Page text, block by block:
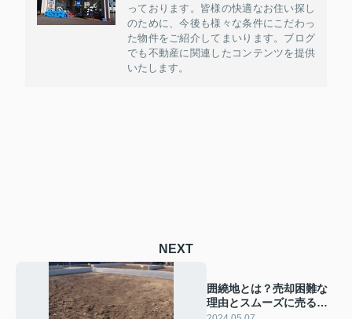
っております。皆様の快適なお住い探し
のために、今後も様々な条件にこだわっ
た物件をご紹介してまいります。ブログ
でも不動産に関連したコンテンツを提供
いたします。
NEXT
囲繞地とは？売却困難な
理由とスムーズに売るた